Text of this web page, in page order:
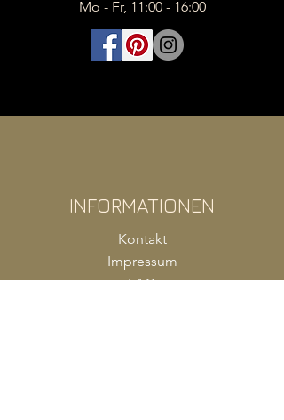
Mo - Fr, 11:00 - 16:00
INFORMATIONEN
Kontakt
Impressum
FAQ